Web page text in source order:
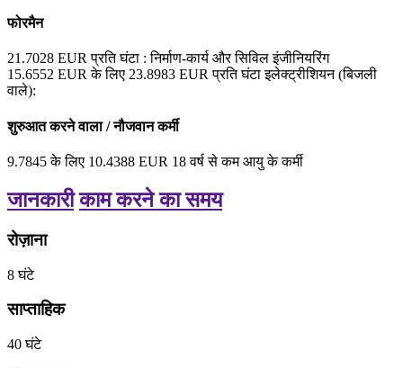
फोरमैन
21.7028 EURप्रति घंटा : निर्माण-कार्य और सिविल इंजीनियरिंग
15.6552 EURके लिए 23.8983 EURप्रति घंटाइलेक्ट्रीशियन (बिजली
वाले):
शुरुआत करने वाला / नौजवान कर्मी
9.7845के लिए 10.4388 EUR 18 वर्ष से कम आयु के कर्मी
जानकारी काम करने का समय
रोज़ाना
8घंटे
साप्ताहिक
40घंटे